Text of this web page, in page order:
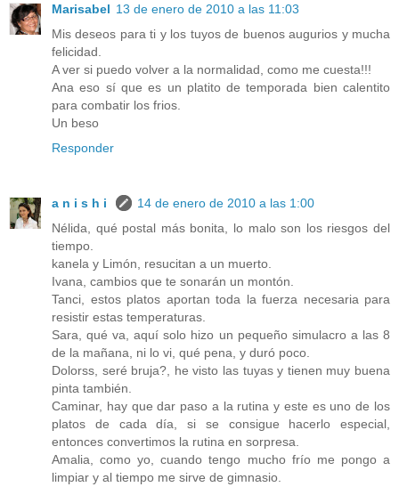
Marisabel 13 de enero de 2010 a las 11:03
Mis deseos para ti y los tuyos de buenos augurios y mucha
felicidad.
A ver si puedo volver a la normalidad, como me cuesta!!!
Ana eso sí que es un platito de temporada bien calentito
para combatir los frios.
Un beso
Responder
a n i s h i
14 de enero de 2010 a las 1:00
Nélida, qué postal más bonita, lo malo son los riesgos del
tiempo.
kanela y Limón, resucitan a un muerto.
Ivana, cambios que te sonarán un montón.
Tanci, estos platos aportan toda la fuerza necesaria para
resistir estas temperaturas.
Sara, qué va, aquí solo hizo un pequeño simulacro a las 8
de la mañana, ni lo vi, qué pena, y duró poco.
Dolorss, seré bruja?, he visto las tuyas y tienen muy buena
pinta también.
Caminar, hay que dar paso a la rutina y este es uno de los
platos de cada día, si se consigue hacerlo especial,
entonces convertimos la rutina en sorpresa.
Amalia, como yo, cuando tengo mucho frío me pongo a
limpiar y al tiempo me sirve de gimnasio.